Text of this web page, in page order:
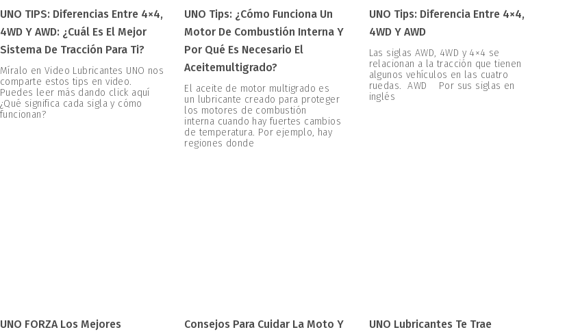
UNO TIPS: Diferencias Entre 4×4,
4WD Y AWD: ¿Cuál Es El Mejor
Sistema De Tracción Para Ti?
Míralo en Video Lubricantes UNO nos
comparte estos tips en video.
Puedes leer más dando click aquí
¿Qué significa cada sigla y cómo
funcionan?
UNO Tips: ¿Cómo Funciona Un
Motor De Combustión Interna Y
Por Qué Es Necesario El
Aceitemultigrado?
El aceite de motor multigrado es
un lubricante creado para proteger
los motores de combustión
interna cuando hay fuertes cambios
de temperatura. Por ejemplo, hay
regiones donde
UNO Tips: Diferencia Entre 4×4,
4WD Y AWD
Las siglas AWD, 4WD y 4×4 se
relacionan a la tracción que tienen
algunos vehículos en las cuatro
ruedas. AWD Por sus siglas en
inglés
UNO FORZA Los Mejores
Consejos Para Cuidar La Moto Y
UNO Lubricantes Te Trae